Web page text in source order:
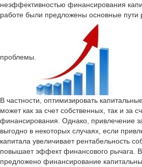
неэффективностью финансирования
работе были предложены основные пути
проблемы.
В частности, оптимизировать
может как за счет собственных, так и за
финансирования. Однако, привлечение
выгодно в некоторых случаях, если
капитала увеличивает рентабельность
повышает эффект финансового рычага. В
предложено финансирование